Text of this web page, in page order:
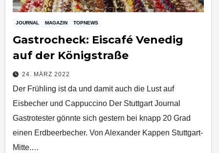
JOURNAL MAGAZIN TOPNEWS
Gastrocheck: Eiscafé Venedig
auf der Königstraße
24. MÄRZ 2022
Der Frühling ist da und damit auch die Lust auf
Eisbecher und Cappuccino Der Stuttgart Journal
Gastrotester gönnte sich gestern bei knapp 20 Grad
einen Erdbeerbecher. Von Alexander Kappen Stuttgart-
Mitte.…